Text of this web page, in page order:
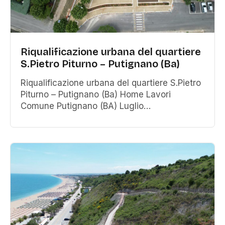
Riqualificazione urbana del quartiere
S.Pietro Piturno – Putignano (Ba)
Riqualificazione urbana del quartiere S.Pietro
Piturno – Putignano (Ba) Home Lavori
Comune Putignano (BA) Luglio…